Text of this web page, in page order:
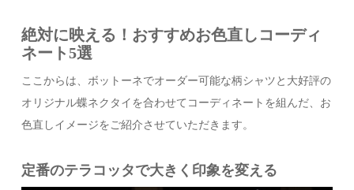
絶対に映える！おすすめお色直しコーディ
ネート5選
ここからは、ボットーネでオーダー可能な柄シャツと大好評の
オリジナル蝶ネクタイを合わせてコーディネートを組んだ、お
色直しイメージをご紹介させていただきます。
定番のテラコッタで大きく印象を変える